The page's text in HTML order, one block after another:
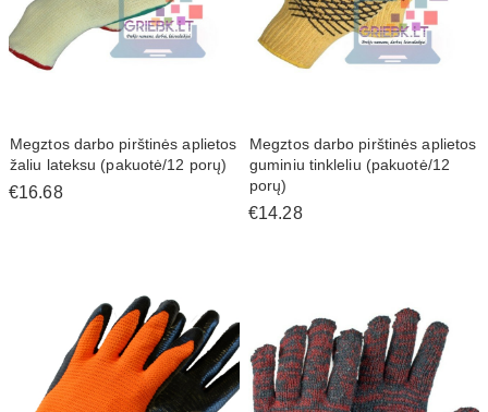
Megztos darbo pirštinės aplietos
žaliu lateksu (pakuotė/12 porų)
€16.68
Megztos darbo pirštinės aplietos
guminiu tinkleliu (pakuotė/12
porų)
€14.28